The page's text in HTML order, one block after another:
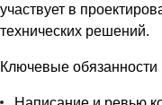
участвует в
технических решений.
Ключевые